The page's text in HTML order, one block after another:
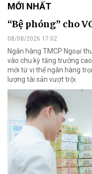
MỚI NHẤT
“Bệ phóng” cho
08/08/2026 17:02
Ngân hàng TMCP Ngoại
vào chu kỳ tăng trưởng
mới từ vị thế ngân hàng
lượng tài sản vượt trội.